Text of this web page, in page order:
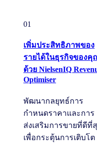
01
เพิ่มประสิทธิภาพของ
รายได้ในธุรกิจของคุ
ด้วย NielsenIQ
Optimiser
พัฒนากลยุทธ์การ
กำหนดราคาและการ
ส่งเสริมการขายที่ดีที่
เพื่อกระตุ้นการเติบโต